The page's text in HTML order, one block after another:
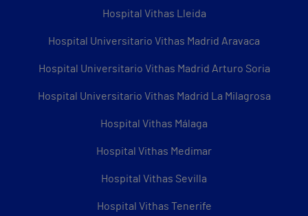
Hospital Vithas Lleida
Hospital Universitario Vithas Madrid Aravaca
Hospital Universitario Vithas Madrid Arturo Soria
Hospital Universitario Vithas Madrid La Milagrosa
Hospital Vithas Málaga
Hospital Vithas Medimar
Hospital Vithas Sevilla
Hospital Vithas Tenerife